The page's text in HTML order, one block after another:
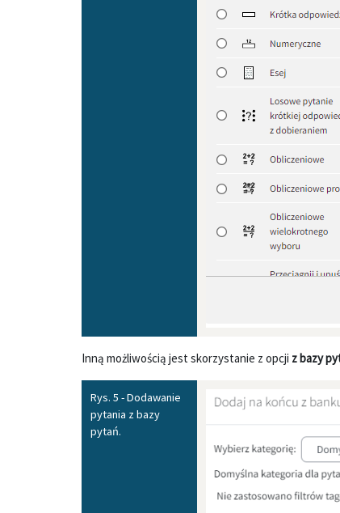
Inną możliwością jest skorzystanie z opcji z bazy
Rys. 5 - Dodawanie
pytania z bazy
pytań.